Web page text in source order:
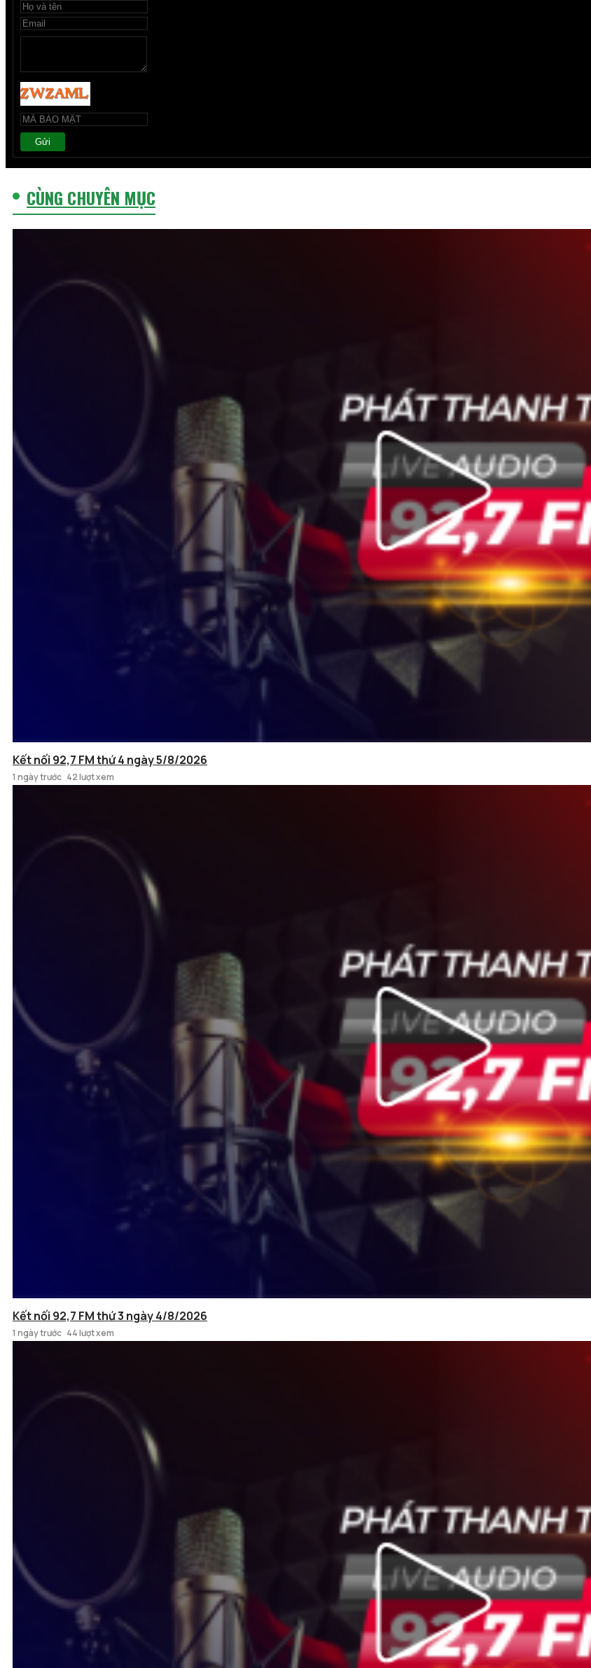
Gửi
CÙNG CHUYÊN MỤC
Kết nối 92,7 FM thứ 4 ngày 5/8/2026
1 ngày trước 42 lượt xem
Kết nối 92,7 FM thứ 3 ngày 4/8/2026
1 ngày trước 44 lượt xem